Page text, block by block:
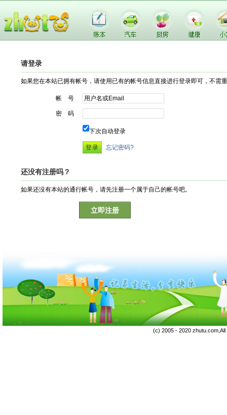
请登录
如果您在本站已拥有帐号，请使用已有的帐号信息直接进行登录即可，不需
帐 号
密 码
下次自动登录
忘记密码?
还没有注册吗？
如果还没有本站的通行帐号，请先注册一个属于自己的帐号吧。
立即注册
(c) 2005 - 2020